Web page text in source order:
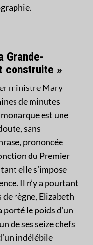
Grande-
construite »
ministre Mary
de minutes
est une
sans
prononcée
du Premier
elle s’impose
Il n’y a pourtant
de règne, Elizabeth
porté le poids d’un
de ses seize chefs
indélébile